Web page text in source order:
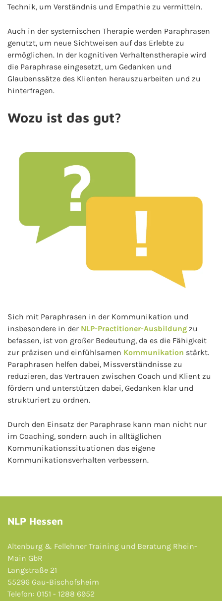
Technik, um Verständnis und Empathie zu vermitteln.
Auch in der systemischen Therapie werden Paraphrasen
genutzt, um neue Sichtweisen auf das Erlebte zu
ermöglichen. In der kognitiven Verhaltenstherapie wird
die Paraphrase eingesetzt, um Gedanken und
Glaubenssätze des Klienten herauszuarbeiten und zu
hinterfragen.
Wozu ist das gut?
Sich mit Paraphrasen in der Kommunikation und
insbesondere in der NLP-Practitioner-Ausbildung zu
befassen, ist von großer Bedeutung, da es die Fähigkeit
zur präzisen und einfühlsamen Kommunikation stärkt.
Paraphrasen helfen dabei, Missverständnisse zu
reduzieren, das Vertrauen zwischen Coach und Klient zu
fördern und unterstützen dabei, Gedanken klar und
strukturiert zu ordnen.
Durch den Einsatz der Paraphrase kann man nicht nur
im Coaching, sondern auch in alltäglichen
Kommunikationssituationen das eigene
Kommunikationsverhalten verbessern.
NLP Hessen
Altenburg & Fellehner Training und Beratung Rhein-
Main GbR
Langstraße 21
55296 Gau-Bischofsheim
Telefon: 0151 - 1288 6952